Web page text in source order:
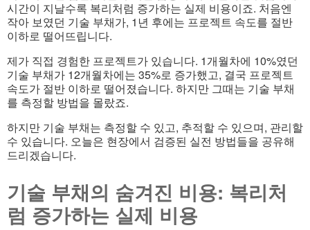
시간이 지날수록 복리처럼 증가하는 실제 비용이죠. 처음엔
작아 보였던 기술 부채가, 1년 후에는 프로젝트 속도를 절반
이하로 떨어뜨립니다.
제가 직접 경험한 프로젝트가 있습니다. 1개월차에 10%였던
기술 부채가 12개월차에는 35%로 증가했고, 결국 프로젝트
속도가 절반 이하로 떨어졌습니다. 하지만 그때는 기술 부채
를 측정할 방법을 몰랐죠.
하지만 기술 부채는 측정할 수 있고, 추적할 수 있으며, 관리할
수 있습니다. 오늘은 현장에서 검증된 실전 방법들을 공유해
드리겠습니다.
기술 부채의 숨겨진 비용: 복리처
럼 증가하는 실제 비용